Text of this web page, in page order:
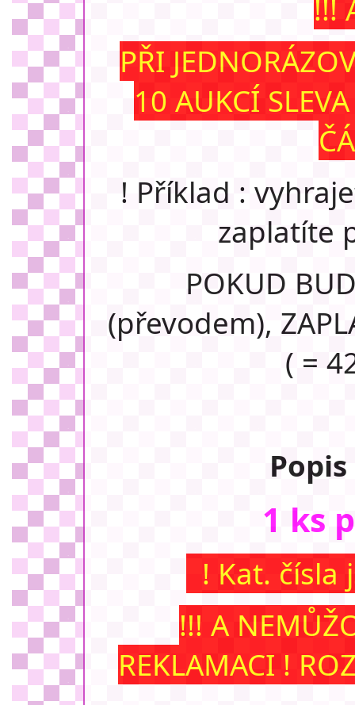
!!!
PŘI
10 AUKCÍ
! Příklad :
zaplatíte
POKUD
(převodem),
( =
1 ks
! Kat. čísla
!!! A
REKLAMACI !